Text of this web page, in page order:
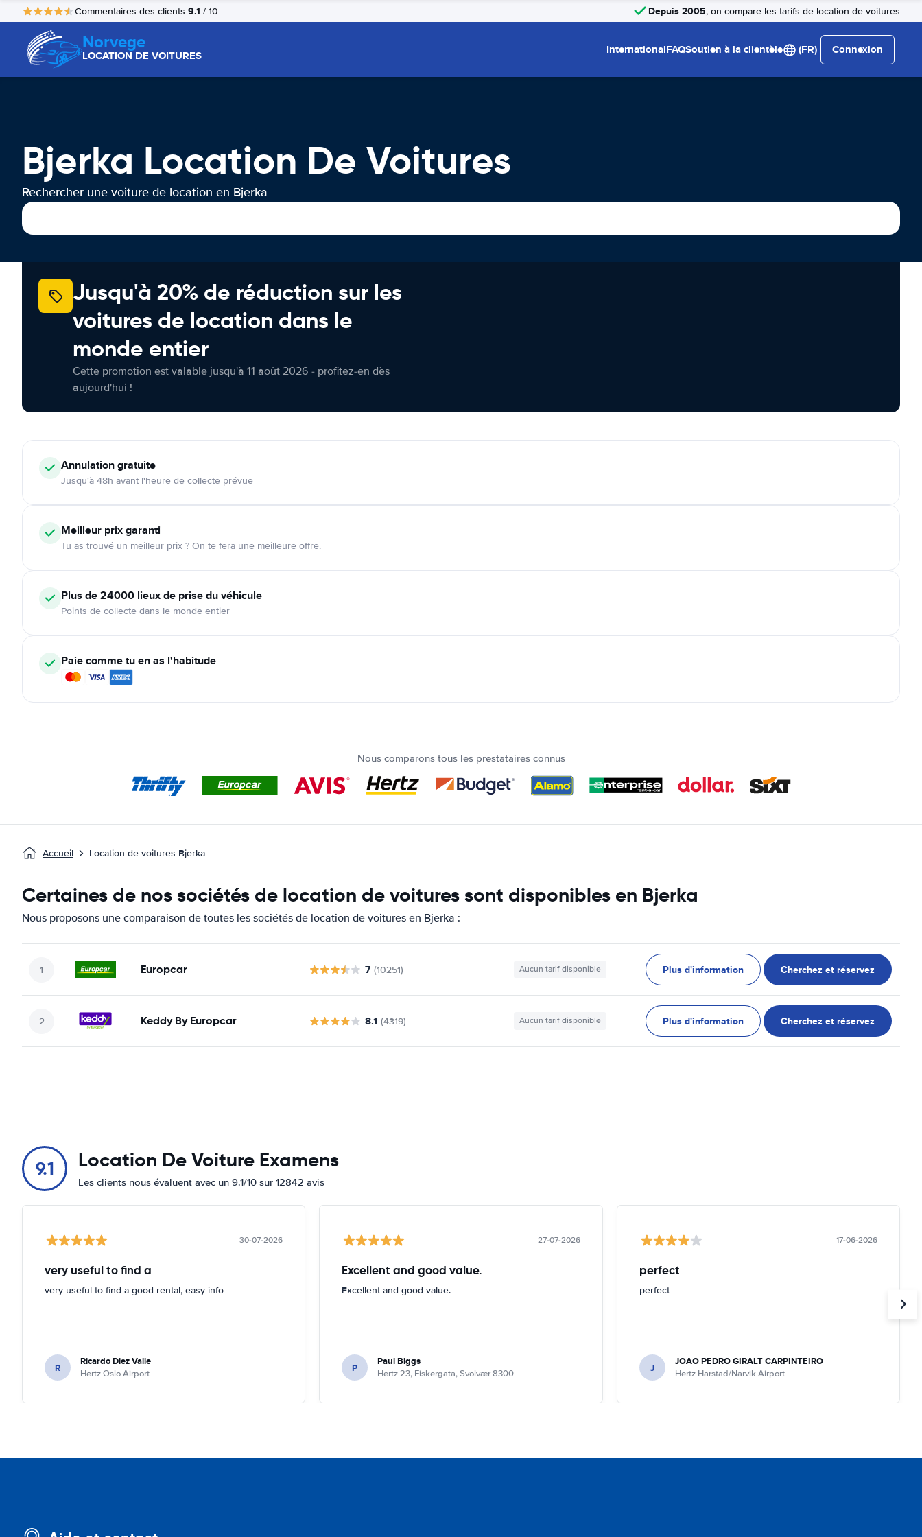
Commentaires des clients 9.1 / 10 Depuis 2005, on compare les tarifs de location de voitures
Norvege
LOCATION DE VOITURES InternationalFAQSoutien à la clientèle (FR) Connexion
Bjerka Location De Voitures
Rechercher une voiture de location en Bjerka
Jusqu'à 20% de réduction sur les
voitures de location dans le
monde entier
Cette promotion est valable jusqu'à 11 août 2026 - profitez-en dès
aujourd'hui !
Annulationgratuite
Jusqu'à 48h avant l'heure de collecte prévue
Meilleur prix garanti
Tu as trouvé un meilleur prix ? On te fera une meilleure offre.
Plus de 24000 lieux de prise du véhicule
Points de collecte dans le monde entier
Paie comme tu en as l'habitude
Nous comparons tous les prestataires connus
Accueil Location de voitures Bjerka
Certaines de nos sociétés de location de voitures sont disponibles en Bjerka
Nous proposons une comparaison de toutes les sociétés de location de voitures en Bjerka :
Europcar 7 (10251) Aucun tarif disponible Plus d'information Cherchez et réservez
Keddy By Europcar 8.1 (4319) Aucun tarif disponible Plus d'information Cherchez et réservez
9.1 Location De Voiture Examens
Les clients nous évaluent avec un 9.1/10 sur 12842 avis
30-07-2026
very useful to find a
very useful to find a good rental, easy info
R Ricardo Diez Valle
Hertz Oslo Airport
27-07-2026
Excellent and good value.
Excellent and good value.
P Paul Biggs
Hertz 23, Fiskergata, Svolvær 8300
17-06-2026
perfect
perfect
J JOAO PEDRO GIRALT CARPINTEIRO
Hertz Harstad/Narvik Airport